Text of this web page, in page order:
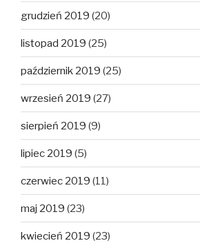
grudzień 2019 (20)
listopad 2019 (25)
październik 2019 (25)
wrzesień 2019 (27)
sierpień 2019 (9)
lipiec 2019 (5)
czerwiec 2019 (11)
maj 2019 (23)
kwiecień 2019 (23)